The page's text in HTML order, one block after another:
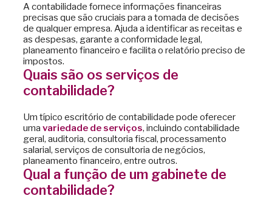
A contabilidade fornece informações financeiras
precisas que são cruciais para a tomada de decisões
de qualquer empresa. Ajuda a identificar as receitas e
as despesas, garante a conformidade legal,
planeamento financeiro e facilita o relatório preciso de
impostos.
Quais são os serviços de
contabilidade?
Um típico escritório de contabilidade pode oferecer
uma variedade de serviços, incluindo contabilidade
geral, auditoria, consultoria fiscal, processamento
salarial, serviços de consultoria de negócios,
planeamento financeiro, entre outros.
Qual a função de um gabinete de
contabilidade?